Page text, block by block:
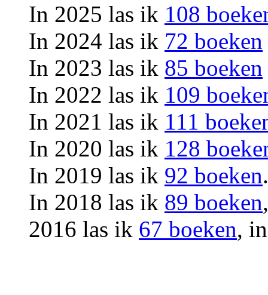
In 2025 las ik 108
In 2024 las ik 72 boeken
In 2023 las ik 85 boeken
In 2022 las ik 109
In 2021 las ik 111
In 2020 las ik 128
In 2019 las ik 92 boeken.
In 2018 las ik 89 boeken
2016 las ik 67 boeken,